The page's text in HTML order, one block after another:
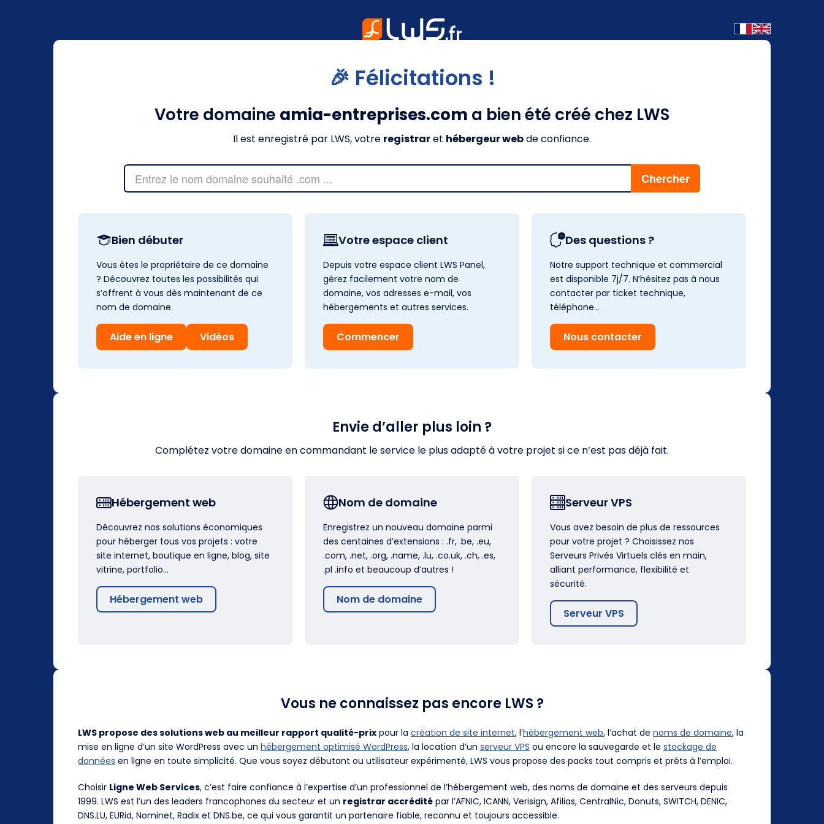
🎉 Félicitations !
Votre domaine amia-entreprises.com a bien été créé chez LWS
Il est enregistré par LWS, votre registraret hébergeur webde confiance.
Bien débuter
Vous êtes le propriétaire de ce domaine
? Découvrez toutes les possibilités qui
s’offrent à vous dès maintenant de ce
nom de domaine.
Aide en ligne Vidéos
Votre espace client
Depuis votre espace client LWS Panel,
gérez facilement votre nom de
domaine, vos adresses e-mail, vos
hébergements et autres services.
Commencer
Des questions ?
Notre support technique et commercial
est disponible 7j/7. N’hésitez pas à nous
contacter par ticket technique,
téléphone…
Nous contacter
Envie d’aller plus loin ?
Complétez votre domaine en commandant le service le plus adapté à votre projet si ce n’est pas déjà fait.
Hébergement web
Découvrez nos solutions économiques
pour héberger tous vos projets : votre
site internet, boutique en ligne, blog, site
vitrine, portfolio…
Hébergement web
Nom de domaine
Enregistrez un nouveau domaine parmi
des centaines d’extensions : .fr, .be, .eu,
.com, .net, .org, .name, .lu, .co.uk, .ch, .es,
.pl .info et beaucoup d’autres !
Nom de domaine
Serveur VPS
Vous avez besoin de plus de ressources
pour votre projet ? Choisissez nos
Serveurs Privés Virtuels clés en main,
alliant performance, flexibilité et
sécurité.
Serveur VPS
Vous ne connaissez pas encore LWS ?
LWS propose des solutions web au meilleur rapport qualité-prix pour la création de site internet, l’hébergement web, l’achat de noms de domaine, la
mise en ligne d’un site WordPress avec un hébergement optimisé WordPress, la location d’un serveur VPS ou encore la sauvegarde et le stockage de
données en ligne en toute simplicité. Que vous soyez débutant ou utilisateur expérimenté, LWS vous propose des packs tout compris et prêts à l’emploi.
Choisir Ligne Web Services, c’est faire confiance à l’expertise d’un professionnel de l’hébergement web, des noms de domaine et des serveurs depuis
1999. LWS est l’un des leaders francophones du secteur et un registrar accrédité par l’AFNIC, ICANN, Verisign, Afilias, CentralNic, Donuts, SWITCH, DENIC,
DNS.LU, EURid, Nominet, Radix et DNS.be, ce qui vous garantit un partenaire fiable, reconnu et toujours accessible.